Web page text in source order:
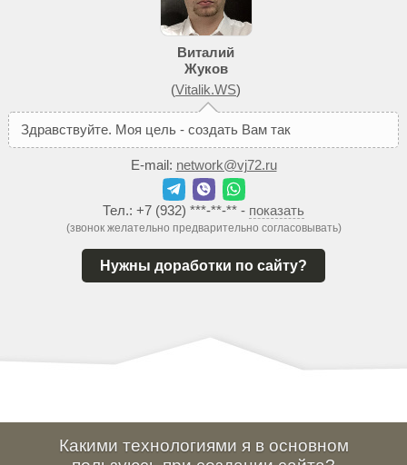
Виталий
Жуков
(Vitalik.WS)
Здравствуйте. Моя цель - создать Вам тако
E-mail: network@vj72.ru
Тел.: +7 (932) ***-**-** - показать
(звонок желательно предварительно согласовывать)
Нужны доработки по сайту?
Какими технологиями я в основном